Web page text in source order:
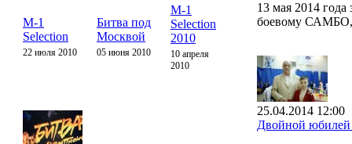
М-1
Selection
22 июля 2010
Битва под
Москвой
05 июня 2010
М-1
Selection
2010
10 апреля
2010
13 мая 2014
боевому САМБО,
25.04.2014 12:00
Двойной юбилей